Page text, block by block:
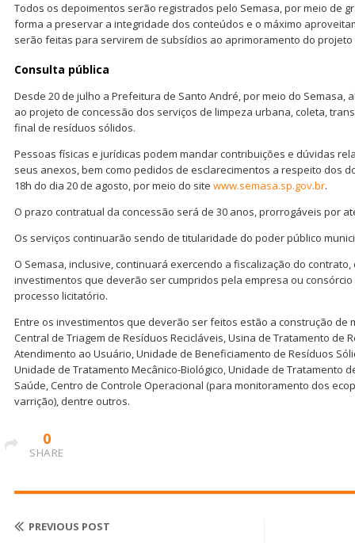
Todos os depoimentos serão registrados pelo Semasa, por meio de
forma a preservar a integridade dos conteúdos e o máximo
serão feitas para servirem de subsídios ao aprimoramento do projeto
Consulta pública
Desde 20 de julho a Prefeitura de Santo André, por meio do Semasa,
ao projeto de concessão dos serviços de limpeza urbana, coleta,
final de resíduos sólidos.
Pessoas físicas e jurídicas podem mandar contribuições e dúvidas
seus anexos, bem como pedidos de esclarecimentos a respeito dos
18h do dia 20 de agosto, por meio do site www.semasa.sp.gov.br.
O prazo contratual da concessão será de 30 anos, prorrogáveis por
Os serviços continuarão sendo de titularidade do poder público
O Semasa, inclusive, continuará exercendo a fiscalização do
investimentos que deverão ser cumpridos pela empresa ou
processo licitatório.
Entre os investimentos que deverão ser feitos estão a construção de
Central de Triagem de Resíduos Recicláveis, Usina de Tratamento de
Atendimento ao Usuário, Unidade de Beneficiamento de Resíduos
Unidade de Tratamento Mecânico-Biológico, Unidade de Tratamento
Saúde, Centro de Controle Operacional (para monitoramento dos
varrição), dentre outros.
0
SHARE
PREVIOUS POST